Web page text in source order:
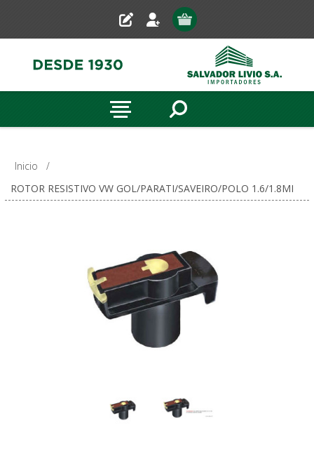
Inicio
/
ROTOR RESISTIVO VW GOL/PARATI/SAVEIRO/POLO 1.6/1.8MI